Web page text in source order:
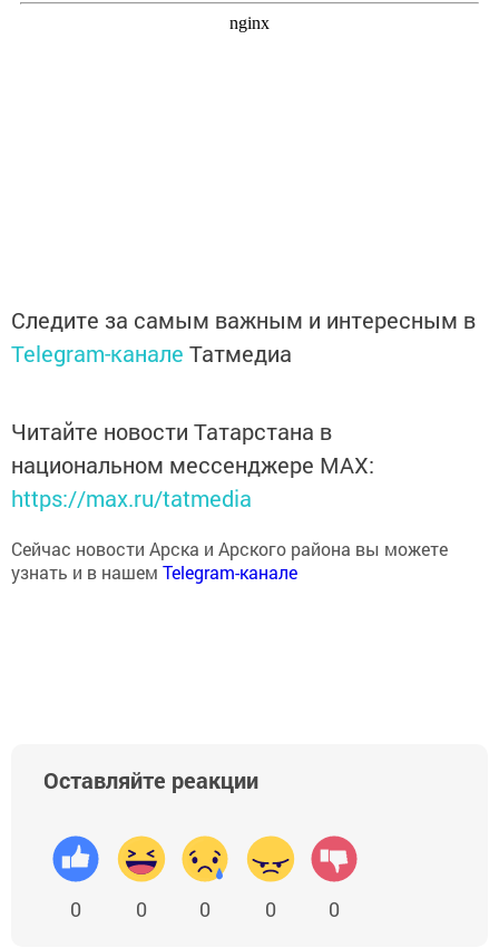
Следите за самым важным и интересным в
Telegram-канале Татмедиа
Читайте новости Татарстана в
национальном мессенджере MАХ:
https://max.ru/tatmedia
Сейчас новости Арска и Арского района вы можете
узнать и в нашем Telegram-канале
Оставляйте реакции
0 0 0 0 0